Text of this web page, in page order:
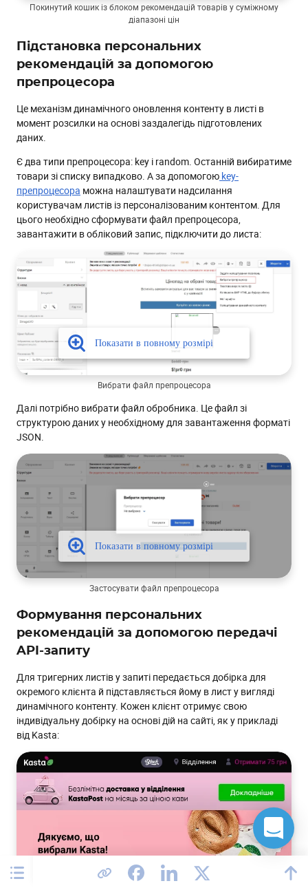
Покинутий кошик із блоком рекомендацій товарів у суміжному
діапазоні цін
Підстановка персональних
рекомендацій за допомогою
препроцесора
Це механізм динамічного оновлення контенту в листі в
момент розсилки на основі заздалегідь підготовлених
даних.
Є два типи препроцесора: key і random. Останній вибиратиме
товари зі списку випадково. А за допомогою key-
препроцесора можна налаштувати надсилання
користувачам листів із персоналізованим контентом. Для
цього необхідно сформувати файл препроцесора,
завантажити в обліковий запис, підключити до листа:
Вибрати файл препроцесора
Далі потрібно вибрати файл обробника. Це файл зі
структурою даних у необхідному для завантаження форматі
JSON.
Застосувати файл препроцесора
Формування персональних
рекомендацій за допомогою передачі
API-запиту
Для тригерних листів у запиті передається добірка для
окремого клієнта й підставляється йому в лист у вигляді
динамічного контенту. Кожен клієнт отримує свою
індивідуальну добірку на основі дій на сайті, як у прикладі
від Kasta: